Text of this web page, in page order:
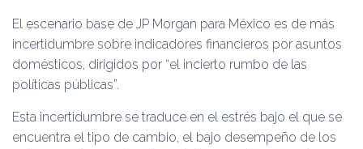
El escenario base de JP Morgan para México es de más
incertidumbre sobre indicadores financieros por asuntos
domésticos, dirigidos por “el incierto rumbo de las
políticas públicas”.
Esta incertidumbre se traduce en el estrés bajo el que se
encuentra el tipo de cambio, el bajo desempeño de los